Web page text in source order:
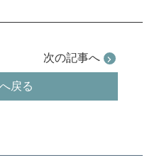
次の記事へ
戻る